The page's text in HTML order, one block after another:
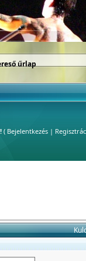
űrlap
( Bejelentkezés|